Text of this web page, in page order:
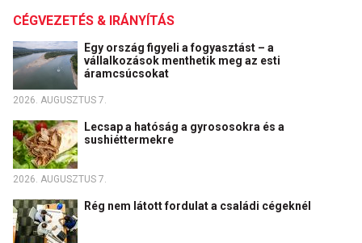
CÉGVEZETÉS & IRÁNYÍTÁS
Egy ország figyeli a fogyasztást – a
vállalkozások menthetik meg az esti
áramcsúcsokat
2026. AUGUSZTUS 7.
Lecsap a hatóság a gyrososokra és a
sushiéttermekre
2026. AUGUSZTUS 7.
Rég nem látott fordulat a családi cégeknél